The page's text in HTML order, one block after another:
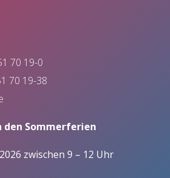
70 19-0
70 19-38
Sommerferien
zwischen 9 – 12 Uhr